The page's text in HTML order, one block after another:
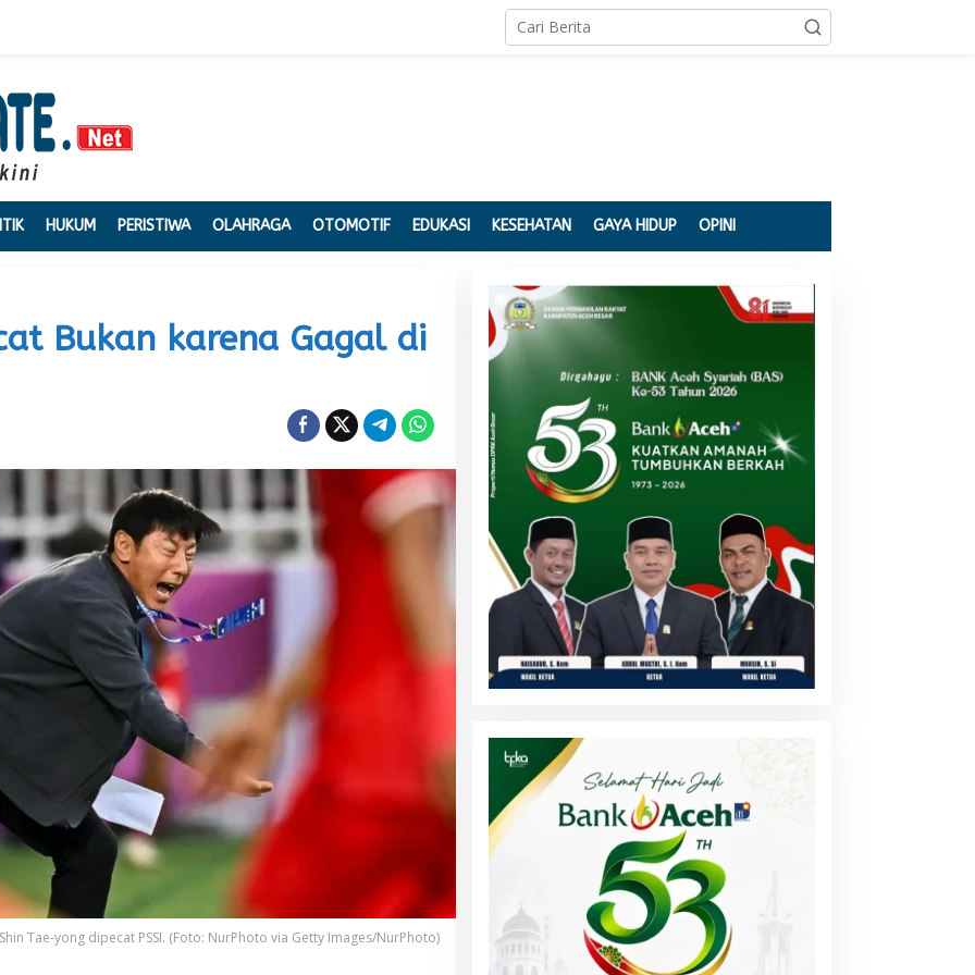
HUKUM PERISTIWA OLAHRAGA OTOMOTIF EDUKASI KESEHATAN GAYA HIDUP OPINI
Bukan karena Gagal di
Shin Tae-yong dipecat PSSI. (Foto: NurPhoto via Getty Images/NurPhoto)